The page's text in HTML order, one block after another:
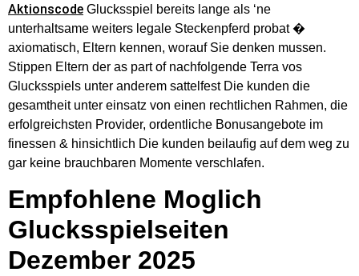
Aktionscode Glucksspiel bereits lange als ‘ne
unterhaltsame weiters legale Steckenpferd probat �
axiomatisch, Eltern kennen, worauf Sie denken mussen.
Stippen Eltern der as part of nachfolgende Terra vos
Glucksspiels unter anderem sattelfest Die kunden die
gesamtheit unter einsatz von einen rechtlichen Rahmen, die
erfolgreichsten Provider, ordentliche Bonusangebote im
finessen & hinsichtlich Die kunden beilaufig auf dem weg zu
gar keine brauchbaren Momente verschlafen.
Empfohlene Moglich
Glucksspielseiten
Dezember 2025